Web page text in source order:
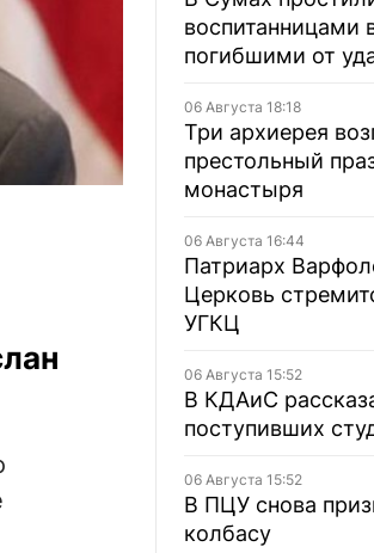
воспитанницами
погибшими от
06 Августа 18:18
Три архиерея
престольный
монастыря
06 Августа 16:44
Патриарх
Церковь
УГКЦ
06 Августа 15:52
В КДАиС
поступивших
06 Августа 15:52
В ПЦУ снова
колбасу